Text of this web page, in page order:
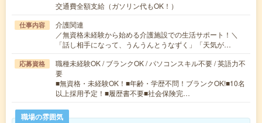
交通費全額支給（ガソリン代もOK！）
仕事内容
介護関連
／無資格未経験から始める介護施設での生活サポート！＼
「話し相手になって、うんうんとうなずく」「天気が…
応募資格
職種未経験OK / ブランクOK / パソコンスキル不要 / 英語力不
要
■無資格・未経験OK！■年齢・学歴不問！ブランクOK!■10名
以上採用予定！■履歴書不要■社会保険完…
職場の雰囲気